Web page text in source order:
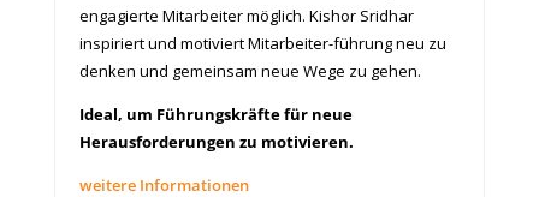
engagierte Mitarbeiter möglich. Kishor Sridhar
inspiriert und motiviert Mitarbeiter-führung neu zu
denken und gemeinsam neue Wege zu gehen.
Ideal, um Führungskräfte für neue
Herausforderungen zu motivieren.
weitere Informationen